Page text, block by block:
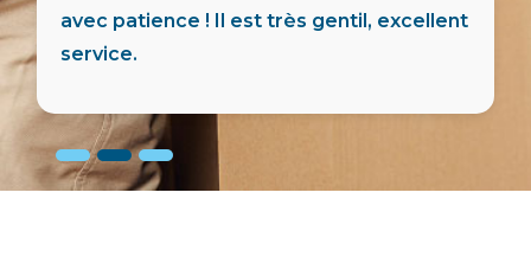
avec patience ! Il est très gentil, excellent
service.